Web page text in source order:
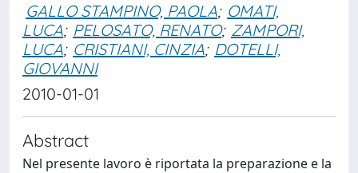
GALLO STAMPINO, PAOLA; OMATI,
LUCA; PELOSATO, RENATO; ZAMPORI,
LUCA; CRISTIANI, CINZIA; DOTELLI,
GIOVANNI
2010-01-01
Abstract
Nel presente lavoro è riportata la preparazione e la